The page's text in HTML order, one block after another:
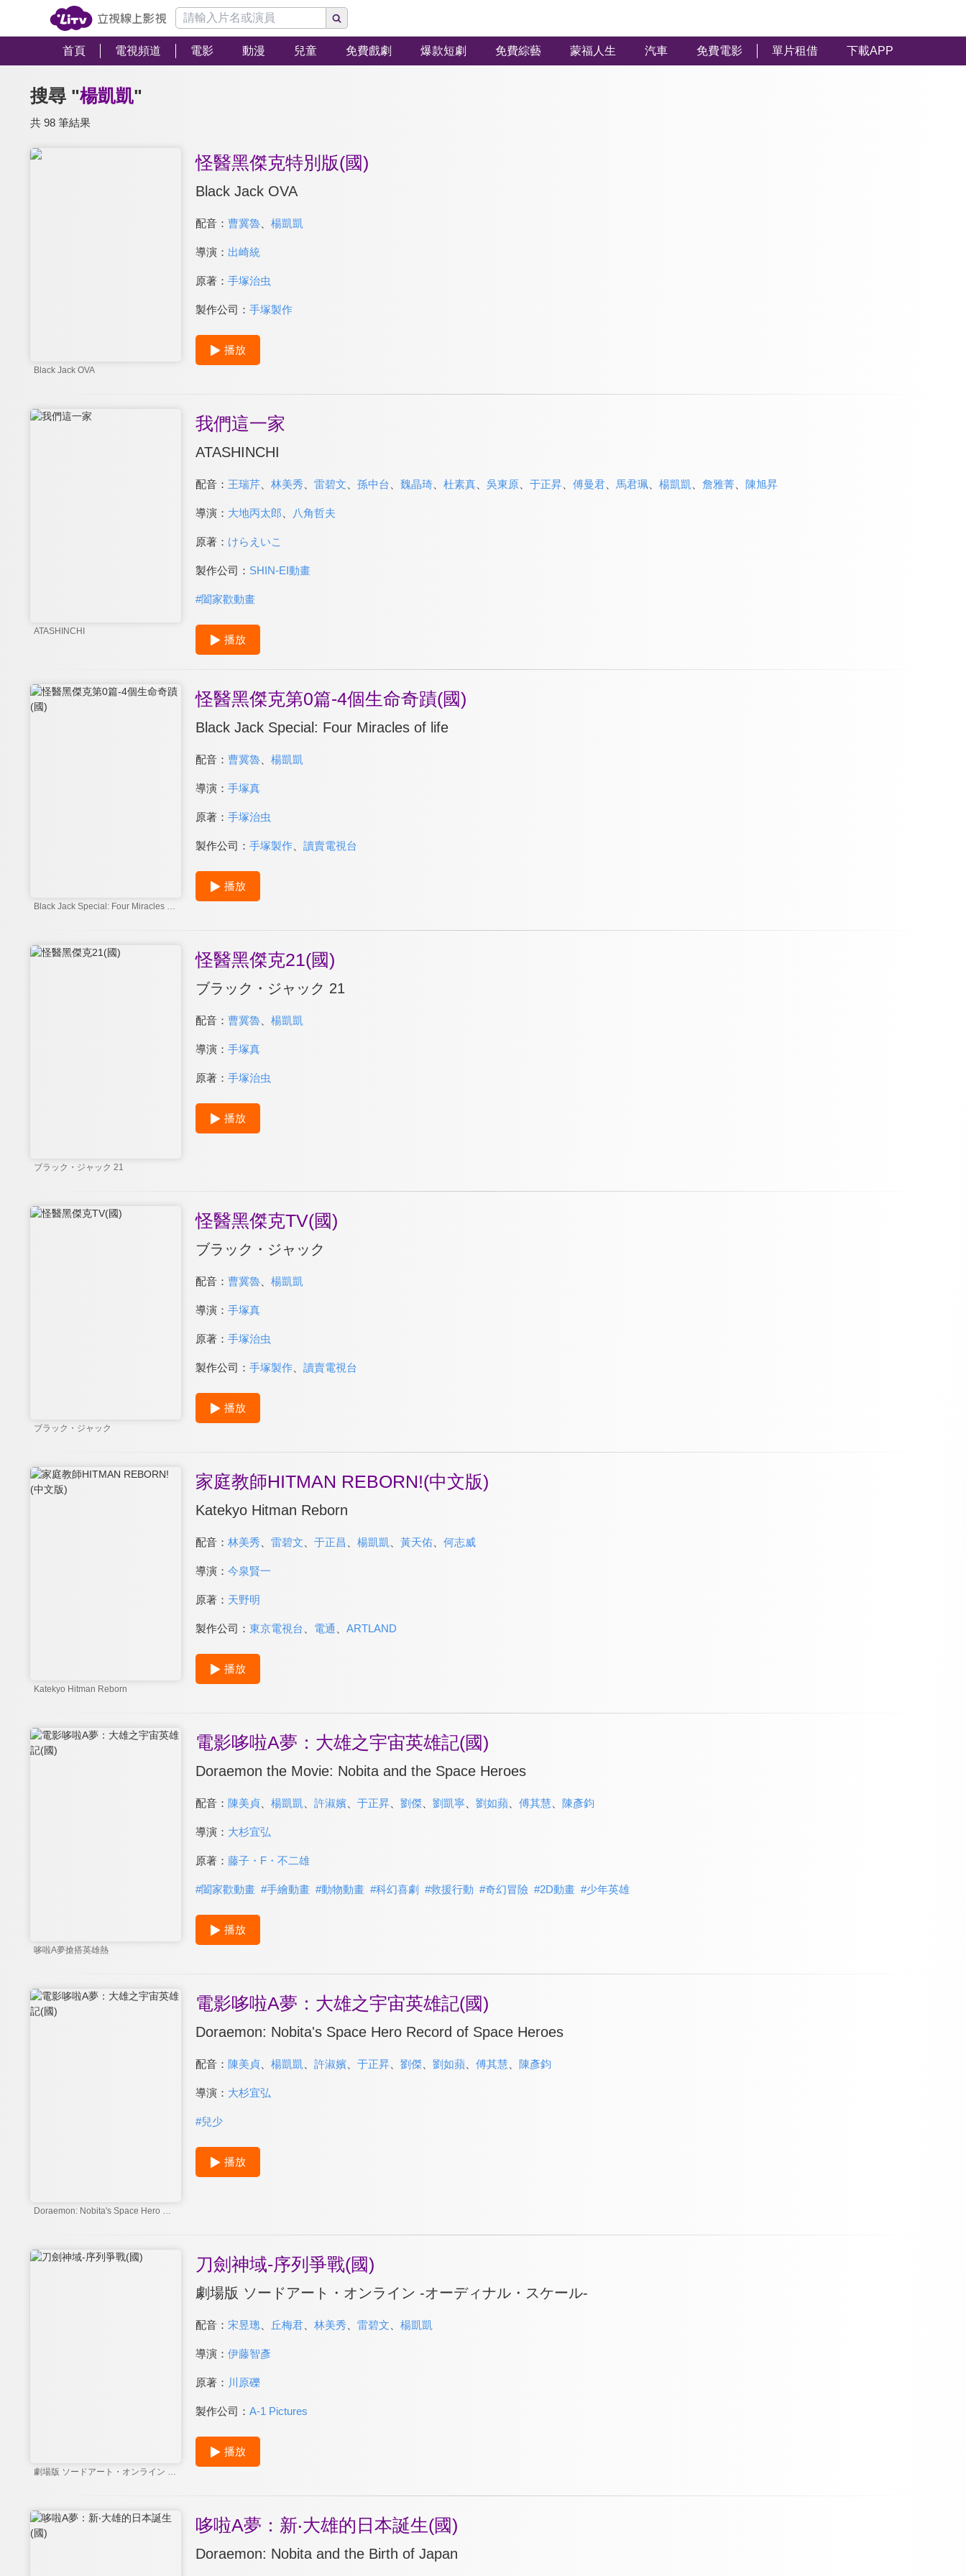
首頁 電視頻道 電影 動漫 兒童 免費戲劇 爆款短劇 免費綜藝 蒙福人生 汽車 免費電影 單片租借 下載APP
搜尋 "楊凱凱"
共 98 筆結果
Black Jack OVA
怪醫黑傑克特別版(國)
Black Jack OVA
配音： 曹冀魯、 楊凱凱
導演： 出崎統
原著： 手塚治虫
製作公司： 手塚製作
播放
ATASHINCHI
我們這一家
ATASHINCHI
配音： 王瑞芹、 林美秀 雷碧文 孫中台 魏晶琦、 杜素真、 吳東原、 于正昇、 傅曼君、 馬君珮、 楊凱凱 詹雅菁、 陳旭昇
導演： 大地丙太郎 八角哲夫
原著： けらえいこ
製作公司： SHIN-EI動畫
#闔家歡動畫
播放
Black Jack Special: Four Miracles of life
怪醫黑傑克第0篇-4個生命奇蹟(國)
Black Jack Special: Four Miracles of life
配音： 曹冀魯、 楊凱凱
導演： 手塚真
原著： 手塚治虫
製作公司： 手塚製作、 讀賣電視台
播放
ブラック・ジャック 21
怪醫黑傑克21(國)
ブラック・ジャック 21
配音： 曹冀魯、 楊凱凱
導演： 手塚真
原著： 手塚治虫
播放
ブラック・ジャック
怪醫黑傑克TV(國)
ブラック・ジャック
配音： 曹冀魯、 楊凱凱
導演： 手塚真
原著： 手塚治虫
製作公司： 手塚製作、 讀賣電視台
播放
Katekyo Hitman Reborn
家庭教師HITMAN REBORN!(中文版)
Katekyo Hitman Reborn
配音： 林美秀 雷碧文 于正昌 楊凱凱 黃天佑、 何志威
導演： 今泉賢一
原著： 天野明
製作公司： 東京電視台 電通 ARTLAND
播放
哆啦A夢搶搭英雄熱
電影哆啦A夢：大雄之宇宙英雄記(國)
Doraemon the Movie: Nobita and the Space Heroes
配音： 陳美貞、 楊凱凱 許淑嬪、 于正昇、 劉傑、 劉凱寧、 劉如蘋、 傅其慧、 陳彥鈞
導演： 大杉宜弘
原著： 藤子・F・不二雄
#闔家歡動畫 #手繪動畫 #動物動畫 #科幻喜劇 #救援行動 #奇幻冒險 #2D動畫 #少年英雄
播放
Doraemon: Nobita's Space Hero Record of Space Heroes
電影哆啦A夢：大雄之宇宙英雄記(國)
Doraemon: Nobita's Space Hero Record of Space Heroes
配音： 陳美貞、 楊凱凱 許淑嬪、 于正昇、 劉傑、 劉如蘋、 傅其慧、 陳彥鈞
導演： 大杉宜弘
#兒少
播放
劇場版 ソードアート・オンライン -オーディナル・スケール-
刀劍神域-序列爭戰(國)
劇場版 ソードアート・オンライン -オーディナル・スケール-
配音： 宋昱璁 丘梅君、 林美秀 雷碧文 楊凱凱
導演： 伊藤智彥
原著： 川原礫
製作公司： A-1 Pictures
播放
哆啦A夢：新‧大雄的日本誕生(國)
Doraemon: Nobita and the Birth of Japan